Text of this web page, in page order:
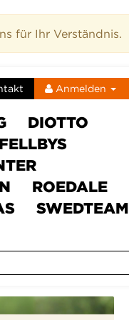
für Ihr Verständnis.
Anmelden
DIOTTO
FELLBYS
ROEDALE
SWEDTEAM